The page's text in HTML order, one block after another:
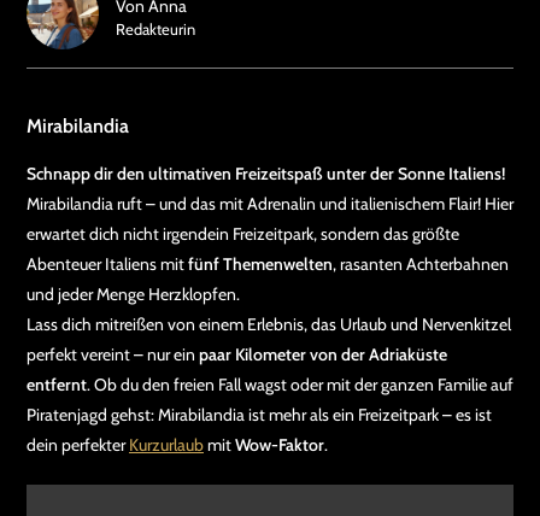
Mirabilandia
Schnapp dir den ultimativen Freizeitspaß unter der Sonne Italiens!
Mirabilandia ruft – und das mit Adrenalin und italienischem Flair! Hier
erwartet dich nicht irgendein Freizeitpark, sondern das größte
Abenteuer Italiens mitfünf Themenwelten, rasanten Achterbahnen
und jeder Menge Herzklopfen.
Lass dich mitreißen von einem Erlebnis, das Urlaub und Nervenkitzel
perfekt vereint – nur ein paar Kilometer von der Adriaküste
entfernt. Ob du den freien Fall wagst oder mit der ganzen Familie auf
Piratenjagd gehst: Mirabilandia ist mehr als ein Freizeitpark – es ist
dein perfekterKurzurlaubmitWow-Faktor.
Von Anna
Redakteurin